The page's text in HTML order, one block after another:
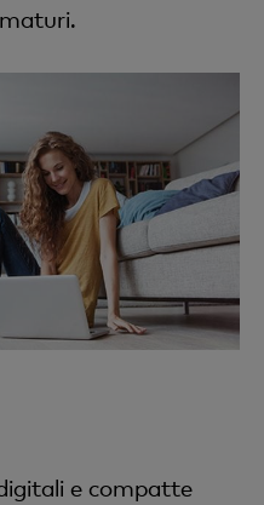
e compatte